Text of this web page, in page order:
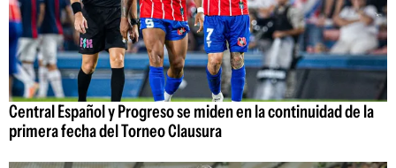
Central Español y Progreso se miden en la continuidad de la
primera fecha del Torneo Clausura